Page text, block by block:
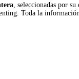
, seleccionadas por
Toda la